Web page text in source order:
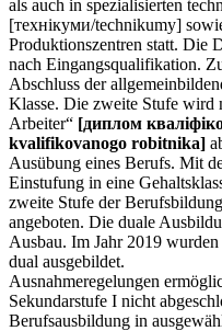
als auch in spezialisierten
[технікуми/technikumy]
Produktionszentren statt. Die
nach Eingangsqualifikation.
Abschluss der
Klasse. Die zweite Stufe
Arbeiter“ [диплом
kvalifikovanogo robitnika]
Ausübung eines Berufs. Mit
Einstufung in eine
zweite Stufe der
angeboten. Die duale
Ausbau. Im Jahr 2019
dual ausgebildet.
Ausnahmeregelungen
Sekundarstufe I nicht
Berufsausbildung in